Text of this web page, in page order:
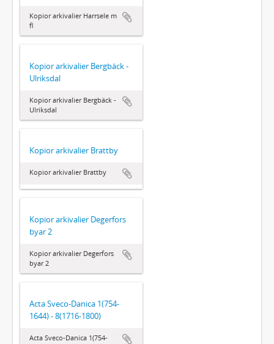
Kopior arkivalier Harrsele m
fl
Kopior arkivalier Bergbäck -
Ulriksdal
Kopior arkivalier Bergbäck -
Ulriksdal
Kopior arkivalier Brattby
Kopior arkivalier Brattby
Kopior arkivalier Degerfors
byar 2
Kopior arkivalier Degerfors
byar 2
Acta Sveco-Danica 1(754-
1644) - 8(1716-1800)
Acta Sveco-Danica 1(754-